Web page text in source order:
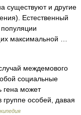
существуют и другие
Естественный
максимальной …
междемового
социальные
гена может
группе особей, давая